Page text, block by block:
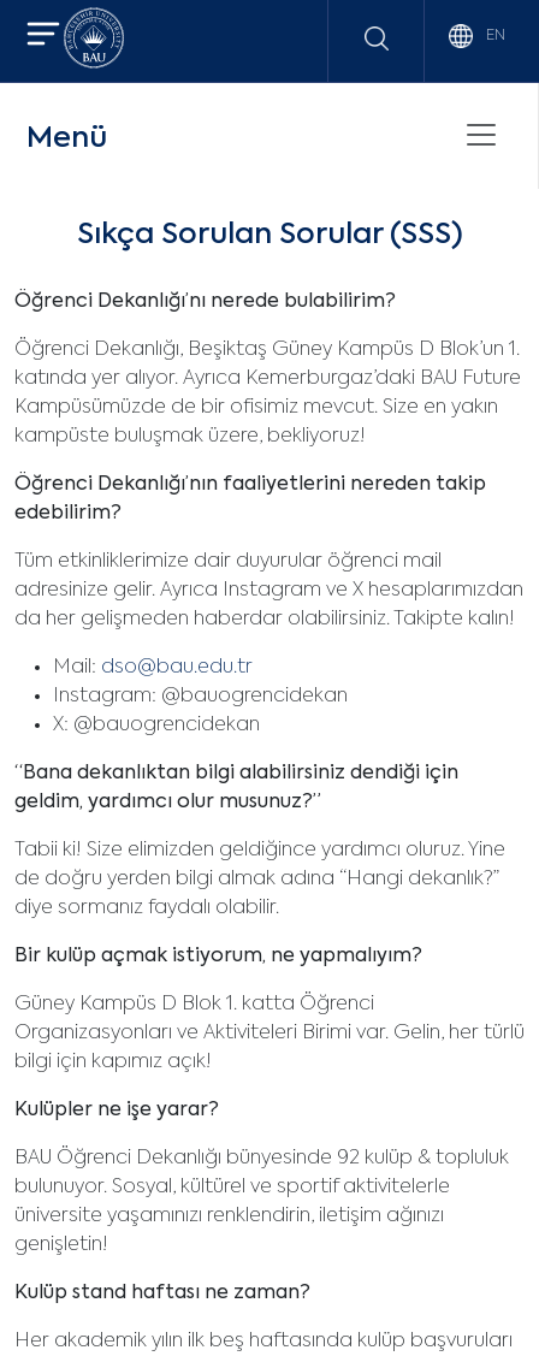
EN
Menü
Sıkça Sorulan Sorular (SSS)
Öğrenci Dekanlığı’nı nerede bulabilirim?
Öğrenci Dekanlığı, Beşiktaş Güney Kampüs D Blok’un 1.
katında yer alıyor. Ayrıca Kemerburgaz’daki BAU Future
Kampüsümüzde de bir ofisimiz mevcut. Size en yakın
kampüste buluşmak üzere, bekliyoruz!
Öğrenci Dekanlığı’nın faaliyetlerini nereden takip
edebilirim?
Tüm etkinliklerimize dair duyurular öğrenci mail
adresinize gelir. Ayrıca Instagram ve X hesaplarımızdan
da her gelişmeden haberdar olabilirsiniz. Takipte kalın!
Mail: dso@bau.edu.tr
Instagram: @bauogrencidekan
X: @bauogrencidekan
“Bana dekanlıktan bilgi alabilirsiniz dendiği için
geldim, yardımcı olur musunuz?”
Tabii ki! Size elimizden geldiğince yardımcı oluruz. Yine
de doğru yerden bilgi almak adına “Hangi dekanlık?”
diye sormanız faydalı olabilir.
Bir kulüp açmak istiyorum, ne yapmalıyım?
Güney Kampüs D Blok 1. katta Öğrenci
Organizasyonları ve Aktiviteleri Birimi var. Gelin, her türlü
bilgi için kapımız açık!
Kulüpler ne işe yarar?
BAU Öğrenci Dekanlığı bünyesinde 92 kulüp & topluluk
bulunuyor. Sosyal, kültürel ve sportif aktivitelerle
üniversite yaşamınızı renklendirin, iletişim ağınızı
genişletin!
Kulüp stand haftası ne zaman?
Her akademik yılın ilk beş haftasında kulüp başvuruları